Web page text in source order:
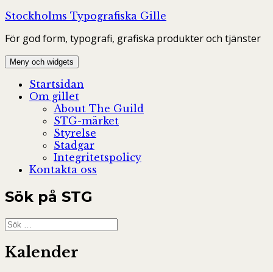
Hoppa
innehåll
Stockholms Typografiska Gille
För god form, typografi, grafiska produkter och tjänster
Meny och widgets
Startsidan
Om gillet
About The Guild
STG-märket
Styrelse
Stadgar
Integritetspolicy
Kontakta oss
Sök på STG
Sök
efter:
Kalender